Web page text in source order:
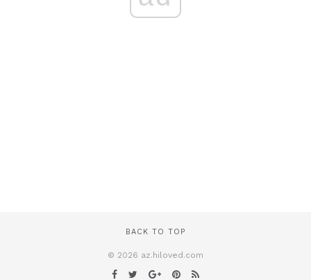
BACK TO TOP
© 2026 az.hiloved.com